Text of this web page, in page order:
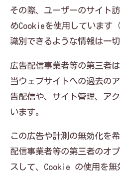
その際、ユーザーのサイト
めCookieを使用しています
識別できるような情報は一
広告配信事業者等の第三者
当ウェブサイトへの過去の
告配信や、サイト管理、ア
います。
この広告や計測の無効化を
配信事業者等の第三者のオ
スして、Cookie の使用を無